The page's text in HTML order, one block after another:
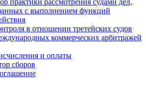
с выполнением функций
в отношении третейских судов
коммерческих арбитражей
и оплаты
сборов